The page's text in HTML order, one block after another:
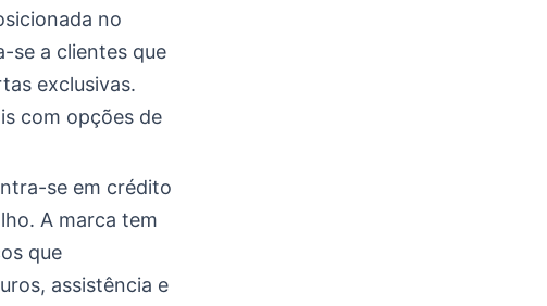
no
se a clientes que
exclusivas.
com opções de
se em crédito
A marca tem
que
assistência e